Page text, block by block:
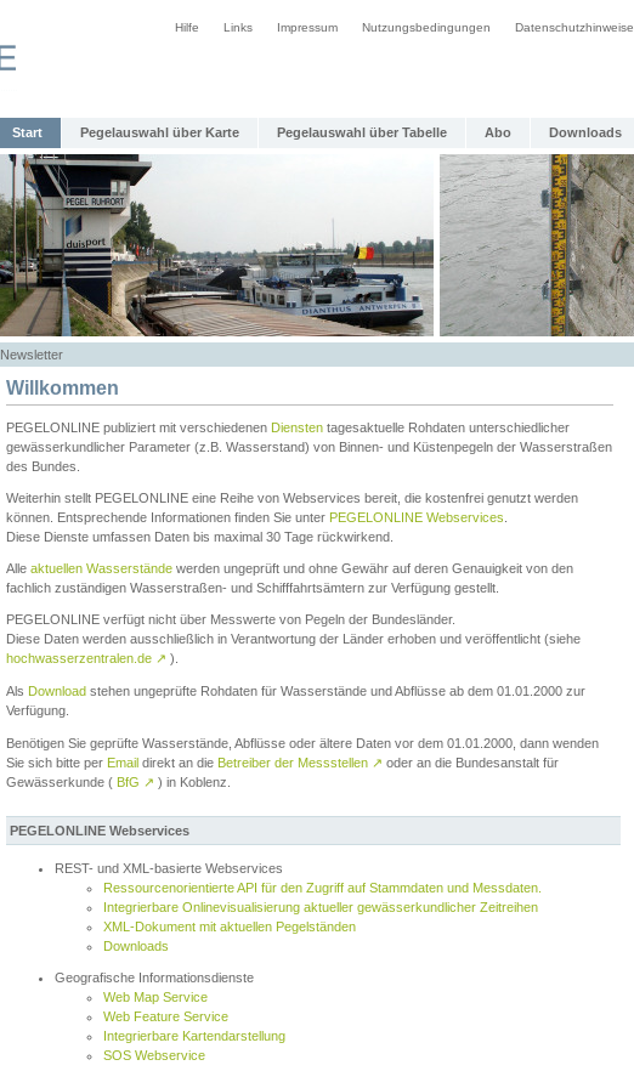
Hilfe Links Impressum Nutzungsbedingungen Datenschutzhinweise
Start Pegelauswahl über Karte Pegelauswahl über Tabelle Abo Downloads
Newsletter
Willkommen
PEGELONLINE publiziert mit verschiedenen Diensten tagesaktuelle Rohdaten unterschiedlicher
gewässerkundlicher Parameter (z.B. Wasserstand) von Binnen- und Küstenpegeln der Wasserstraßen
des Bundes.
Weiterhin stellt PEGELONLINE eine Reihe von Webservices bereit, die kostenfrei genutzt werden
können. Entsprechende Informationen finden Sie unter PEGELONLINE Webservices
Diese Dienste umfassen Daten bis maximal 30 Tage rückwirkend.
Alle aktuellen Wasserstände werden ungeprüft und ohne Gewähr auf deren Genauigkeit von den
fachlich zuständigen Wasserstraßen- und Schifffahrtsämtern zur Verfügung gestellt.
PEGELONLINE verfügt nicht über Messwerte von Pegeln der Bundesländer.
Diese Daten werden ausschließlich in Verantwortung der Länder erhoben und veröffentlicht (siehe
hochwasserzentralen.de ↗ ).
Als Download stehen ungeprüfte Rohdaten für Wasserstände und Abflüsse ab dem 01.01.2000 zur
Verfügung.
Benötigen Sie geprüfte Wasserstände, Abflüsse oder ältere Daten vor dem 01.01.2000, dann wenden
Sie sich bitte per Email direkt an die Betreiber der Messstellen ↗ oder an die Bundesanstalt für
Gewässerkunde ( BfG ↗ ) in Koblenz.
PEGELONLINE Webservices
REST- und XML-basierte Webservices
Ressourcenorientierte API für den Zugriff auf Stammdaten und Messdaten.
Integrierbare Onlinevisualisierung aktueller gewässerkundlicher Zeitreihen
XML-Dokument mit aktuellen Pegelständen
Downloads
Geografische Informationsdienste
Web Map Service
Web Feature Service
Integrierbare Kartendarstellung
SOS Webservice